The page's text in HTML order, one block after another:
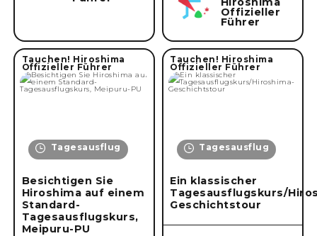
Offizieller
Führer
Tauchen! Hiroshima
Offizieller Führer
Tagesausflug
Besichtigen Sie
Hiroshima auf einem
Standard-
Tagesausflugskurs,
Meipuru-PU
Tauchen! Hiroshima
Offizieller Führer
Tagesausflug
Ein klassischer
Tagesausflugskurs/
Geschichtstour